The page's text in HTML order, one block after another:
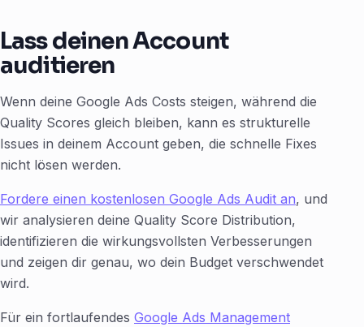
Lass deinen Account
auditieren
Wenn deine Google Ads Costs steigen, während die
Quality Scores gleich bleiben, kann es strukturelle
Issues in deinem Account geben, die schnelle Fixes
nicht lösen werden.
Fordere einen kostenlosen Google Ads Audit an, und
wir analysieren deine Quality Score Distribution,
identifizieren die wirkungsvollsten Verbesserungen
und zeigen dir genau, wo dein Budget verschwendet
wird.
Für ein fortlaufendes Google Ads Management